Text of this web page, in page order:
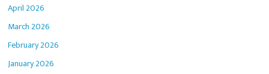
April 2026
March 2026
February 2026
January 2026